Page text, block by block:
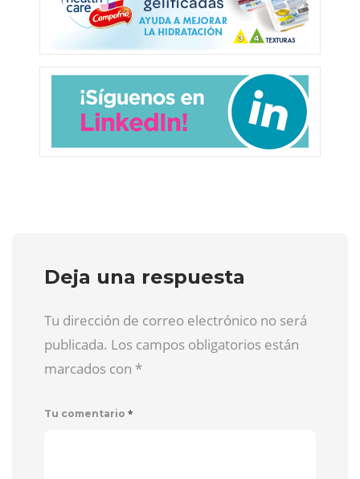
Deja una respuesta
Tu dirección de correo electrónico no será
publicada. Los campos obligatorios están
marcados con *
Tu comentario *